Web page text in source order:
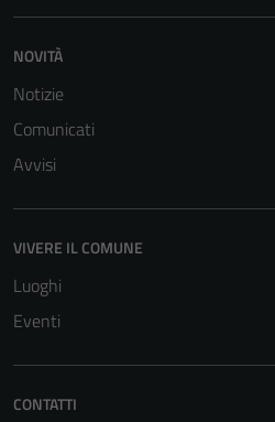
NOVITÀ
Notizie
Comunicati
Avvisi
VIVERE IL COMUNE
Luoghi
Eventi
CONTATTI